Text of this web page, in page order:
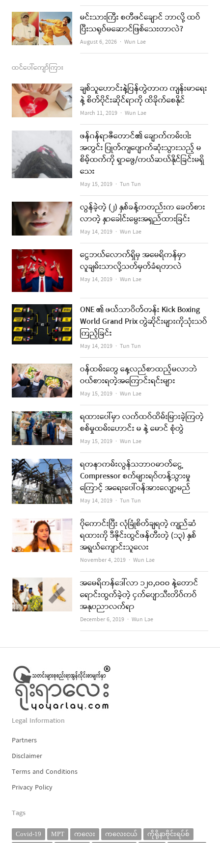
မင်းသားကြီး စတီဖင်ချောင် ဘာလို့ ထပ်
ပြီးသရုပ်မဆောင်ဖြစ်သေးတာလဲ?
August 6, 2026 Author
Wun Lae
ထင်ပေါ်ကျော်ကြား
ချစ်သူဟောင်းနဲ့ပြန်တွဲတာက ကျန်းမာရေး
နဲ့ စိတ်ပိုင်းဆိုင်ရာကို ထိခိုက်စေနိုင်
March 11, 2019 Author
Wun Lae
ဖန်ဂန်ရာဇီတောင်၏ ချောက်ကမ်းပါး
အတွင်း ပြုတ်ကျပျောက်ဆုံးသွားသည့် မ
စိမ့်ထက်ကို ရှာဖွေ/ကယ်ဆယ်နိုင်ခြင်းမရှိ
သေး
May 15, 2019 Author
Tun Tun
လွန်ခဲ့တဲ့ (၂) နှစ်ခန့်ကတည်းက ခေတ်စား
လာတဲ့ နှာခေါင်းမွေးအရှည်ထားခြင်း
May 14, 2019 Author
Wun Lae
ငွေဘယ်လောက်ရှိမှ အမေရိကန်မှာ
လူချမ်းသာလို့သတ်မှတ်ခံရတာလဲ
May 14, 2019 Author
Wun Lae
ONE ၏ ဖယ်သာဝိတ်တန်း Kick Boxing
World Grand Prix တွဲဆိုင်းများကိုသုံးသပ်
ကြည့်ခြင်း
May 14, 2019 Author
Tun Tun
ဝန်ထမ်းတွေ နေ့လည်စာထည့်မလာဘဲ
ဝယ်စားရတဲ့အကြောင်းရင်းများ
May 15, 2019 Author
Wun Lae
ရထားပေါ်မှာ လက်ထပ်ထိမ်းမြားခဲ့ကြတဲ့
စစ်မှုထမ်းဟောင်း မ နဲ့ မောင် စုံတွဲ
May 15, 2019 Author
Wun Lae
ရတနာကမ်းလွန်သဘာဝဓာတ်ငွေ့
Compressor စက်များရပ်တန့်သွားမှု
ကြောင့် အရေးပေါ်ဝန်အားလျော့မည်
May 14, 2019 Author
Tun Tun
ပိုကောင်းပြီး လုံခြုံစိတ်ချရတဲ့ ကျည်ဆံ
ရထားကို ဒီဇိုင်းထွင်ဖန်တီးတဲ့ (၁၃) နှစ်
အရွယ်ကျောင်းသူလေး
November 4, 2019 Author
Wun Lae
အမေရိကန်ဒေါ်လာ ၁၂၀,၀၀၀ နဲ့တောင်
ရောင်းထွက်ခဲ့တဲ့ ငှက်ပျောသီးတိပ်ကပ်
အနုပညာလက်ရာ
December 6, 2019 Author
Wun Lae
Legal Information
Partners
Disclaimer
Terms and Conditions
Privacy Policy
Tags
Covid-19 MPT ကလေး ကလေးငယ် ကိုရိုနာဗိုင်းရပ်စ်